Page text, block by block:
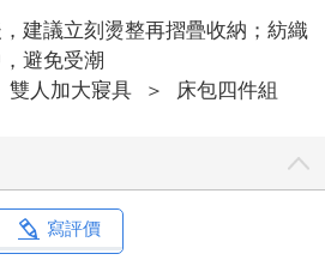
建議立刻燙整再摺疊收納；紡織
避免受潮
雙人加大寢具 ＞ 床包四件組
寫評價